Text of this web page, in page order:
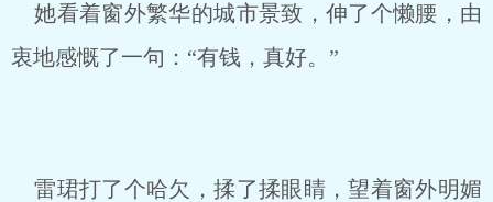
她看着窗外繁华的城市景致，伸了个懒腰，由
衷地感慨了一句：“有钱，真好。”
雷珺打了个哈欠，揉了揉眼睛，望着窗外明媚